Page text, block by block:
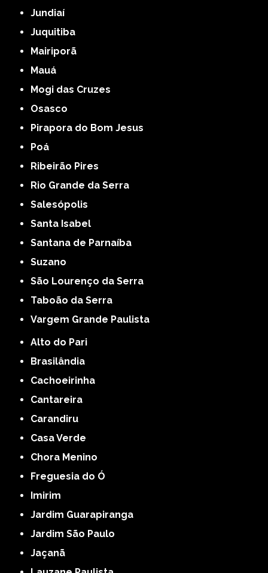
Jundiaí
Juquitiba
Mairiporã
Mauá
Mogi das Cruzes
Osasco
Pirapora do Bom Jesus
Poá
Ribeirão Pires
Rio Grande da Serra
Salesópolis
Santa Isabel
Santana de Parnaíba
Suzano
São Lourenço da Serra
Taboão da Serra
Vargem Grande Paulista
Alto do Pari
Brasilândia
Cachoeirinha
Cantareira
Carandiru
Casa Verde
Chora Menino
Freguesia do Ó
Imirim
Jardim Guarapiranga
Jardim São Paulo
Jaçanã